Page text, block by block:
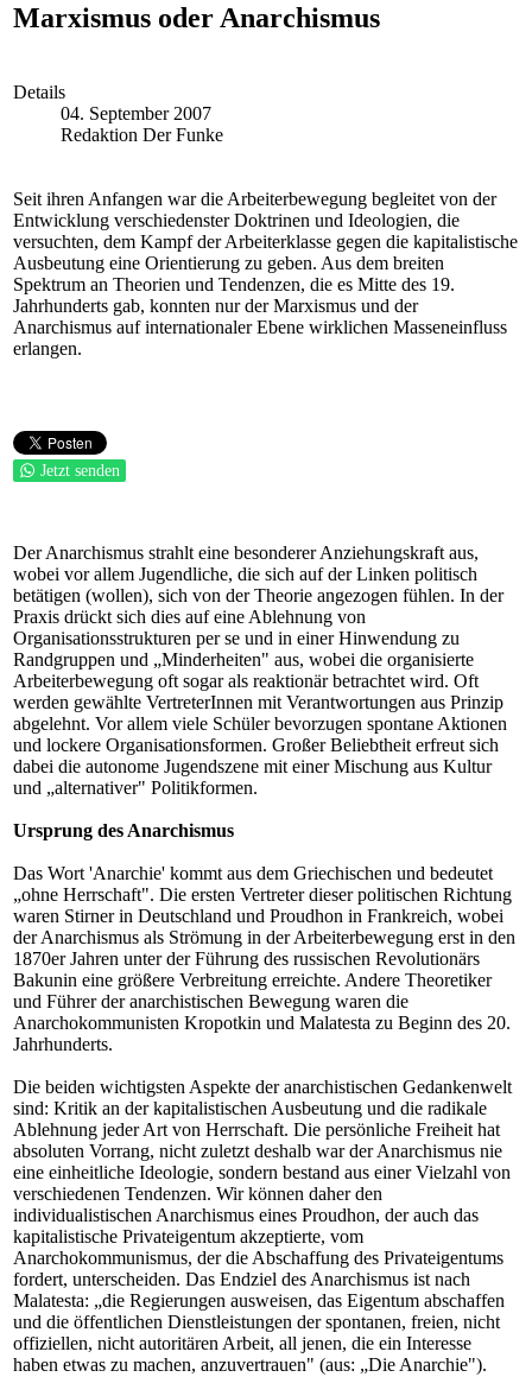
Marxismus oder Anarchismus
Details
04. September 2007
Redaktion Der Funke
Seit ihren Anfangen war die Arbeiterbewegung begleitet von der
Entwicklung verschiedenster Doktrinen und Ideologien, die
versuchten, dem Kampf der Arbeiterklasse gegen die kapitalistische
Ausbeutung eine Orientierung zu geben. Aus dem breiten
Spektrum an Theorien und Tendenzen, die es Mitte des 19.
Jahrhunderts gab, konnten nur der Marxismus und der
Anarchismus auf internationaler Ebene wirklichen Masseneinfluss
erlangen.
Jetzt senden
Der Anarchismus strahlt eine besonderer Anziehungskraft aus,
wobei vor allem Jugendliche, die sich auf der Linken politisch
betätigen (wollen), sich von der Theorie angezogen fühlen. In der
Praxis drückt sich dies auf eine Ablehnung von
Organisationsstrukturen per se und in einer Hinwendung zu
Randgruppen und „Minderheiten" aus, wobei die organisierte
Arbeiterbewegung oft sogar als reaktionär betrachtet wird. Oft
werden gewählte VertreterInnen mit Verantwortungen aus Prinzip
abgelehnt. Vor allem viele Schüler bevorzugen spontane Aktionen
und lockere Organisationsformen. Großer Beliebtheit erfreut sich
dabei die autonome Jugendszene mit einer Mischung aus Kultur
und „alternativer" Politikformen.
Ursprung des Anarchismus
Das Wort 'Anarchie' kommt aus dem Griechischen und bedeutet
„ohne Herrschaft". Die ersten Vertreter dieser politischen Richtung
waren Stirner in Deutschland und Proudhon in Frankreich, wobei
der Anarchismus als Strömung in der Arbeiterbewegung erst in den
1870er Jahren unter der Führung des russischen Revolutionärs
Bakunin eine größere Verbreitung erreichte. Andere Theoretiker
und Führer der anarchistischen Bewegung waren die
Anarchokommunisten Kropotkin und Malatesta zu Beginn des 20.
Jahrhunderts.
Die beiden wichtigsten Aspekte der anarchistischen Gedankenwelt
sind: Kritik an der kapitalistischen Ausbeutung und die radikale
Ablehnung jeder Art von Herrschaft. Die persönliche Freiheit hat
absoluten Vorrang, nicht zuletzt deshalb war der Anarchismus nie
eine einheitliche Ideologie, sondern bestand aus einer Vielzahl von
verschiedenen Tendenzen. Wir können daher den
individualistischen Anarchismus eines Proudhon, der auch das
kapitalistische Privateigentum akzeptierte, vom
Anarchokommunismus, der die Abschaffung des Privateigentums
fordert, unterscheiden. Das Endziel des Anarchismus ist nach
Malatesta: „die Regierungen ausweisen, das Eigentum abschaffen
und die öffentlichen Dienstleistungen der spontanen, freien, nicht
offiziellen, nicht autoritären Arbeit, all jenen, die ein Interesse
haben etwas zu machen, anzuvertrauen" (aus: „Die Anarchie").